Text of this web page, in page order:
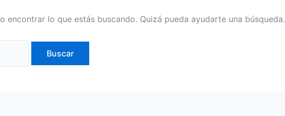
encontrar lo que estás buscando. Quizá pueda ayudarte una búsqueda.